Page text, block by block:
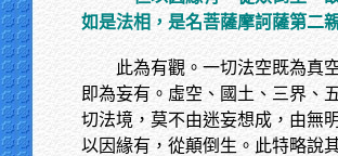
如是法相，是名菩薩摩訶薩第二
此為有觀。一切法空既為真
即為妄有。虛空、國土、三界、
切法境，莫不由迷妄想成，由無
以因緣有，從顛倒生。此特略說